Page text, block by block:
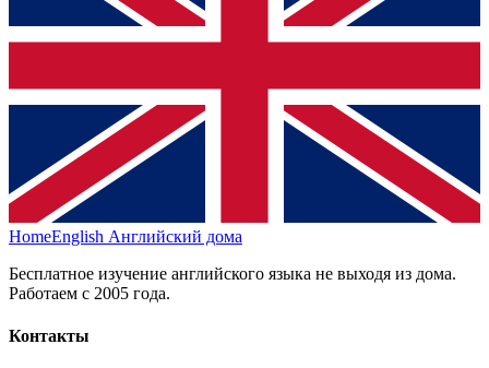
HomeEnglish Английский дома
Бесплатное изучение английского языка не выходя из дома.
Работаем с 2005 года.
Контакты